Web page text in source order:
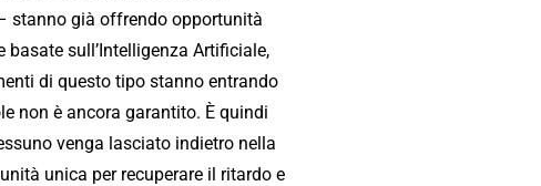
stanno già offrendo opportunità
sull’Intelligenza Artificiale,
di questo tipo stanno entrando
non è ancora garantito. È quindi
venga lasciato indietro nella
unica per recuperare il ritardo e